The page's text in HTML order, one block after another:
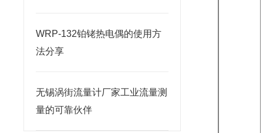
WRP-132铂铑热电偶的使用方
法分享
无锡涡街流量计厂家工业流量测
量的可靠伙伴